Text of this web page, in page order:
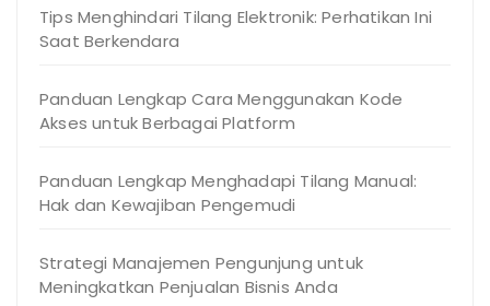
Tips Menghindari Tilang Elektronik: Perhatikan Ini
Saat Berkendara
Panduan Lengkap Cara Menggunakan Kode
Akses untuk Berbagai Platform
Panduan Lengkap Menghadapi Tilang Manual:
Hak dan Kewajiban Pengemudi
Strategi Manajemen Pengunjung untuk
Meningkatkan Penjualan Bisnis Anda